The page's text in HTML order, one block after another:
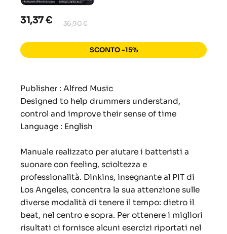
31,37 € 36,90 €
SCONTO -15%
Publisher : Alfred Music
Designed to help drummers understand,
control and improve their sense of time
Language : English
Manuale realizzato per aiutare i batteristi a
suonare con feeling, scioltezza e
professionalità. Dinkins, insegnante al PIT di
Los Angeles, concentra la sua attenzione sulle
diverse modalità di tenere il tempo: dietro il
beat, nel centro e sopra. Per ottenere i migliori
risultati ci fornisce alcuni esercizi riportati nel